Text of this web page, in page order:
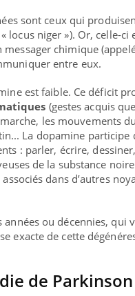
sont ceux qui
locus niger »). Or, celle-ci
chimique
entre eux.
est faible. Ce déficit
(gestes acquis
les mouvements
La dopamine participe
: parler, écrire,
de la substance
dans d’autres
ou décennies, qui
exacte de cette
de Parkinson
:
à aborder...
des questions
montrer ...
Youtube
Carence
prévenir
Fatigue,
même